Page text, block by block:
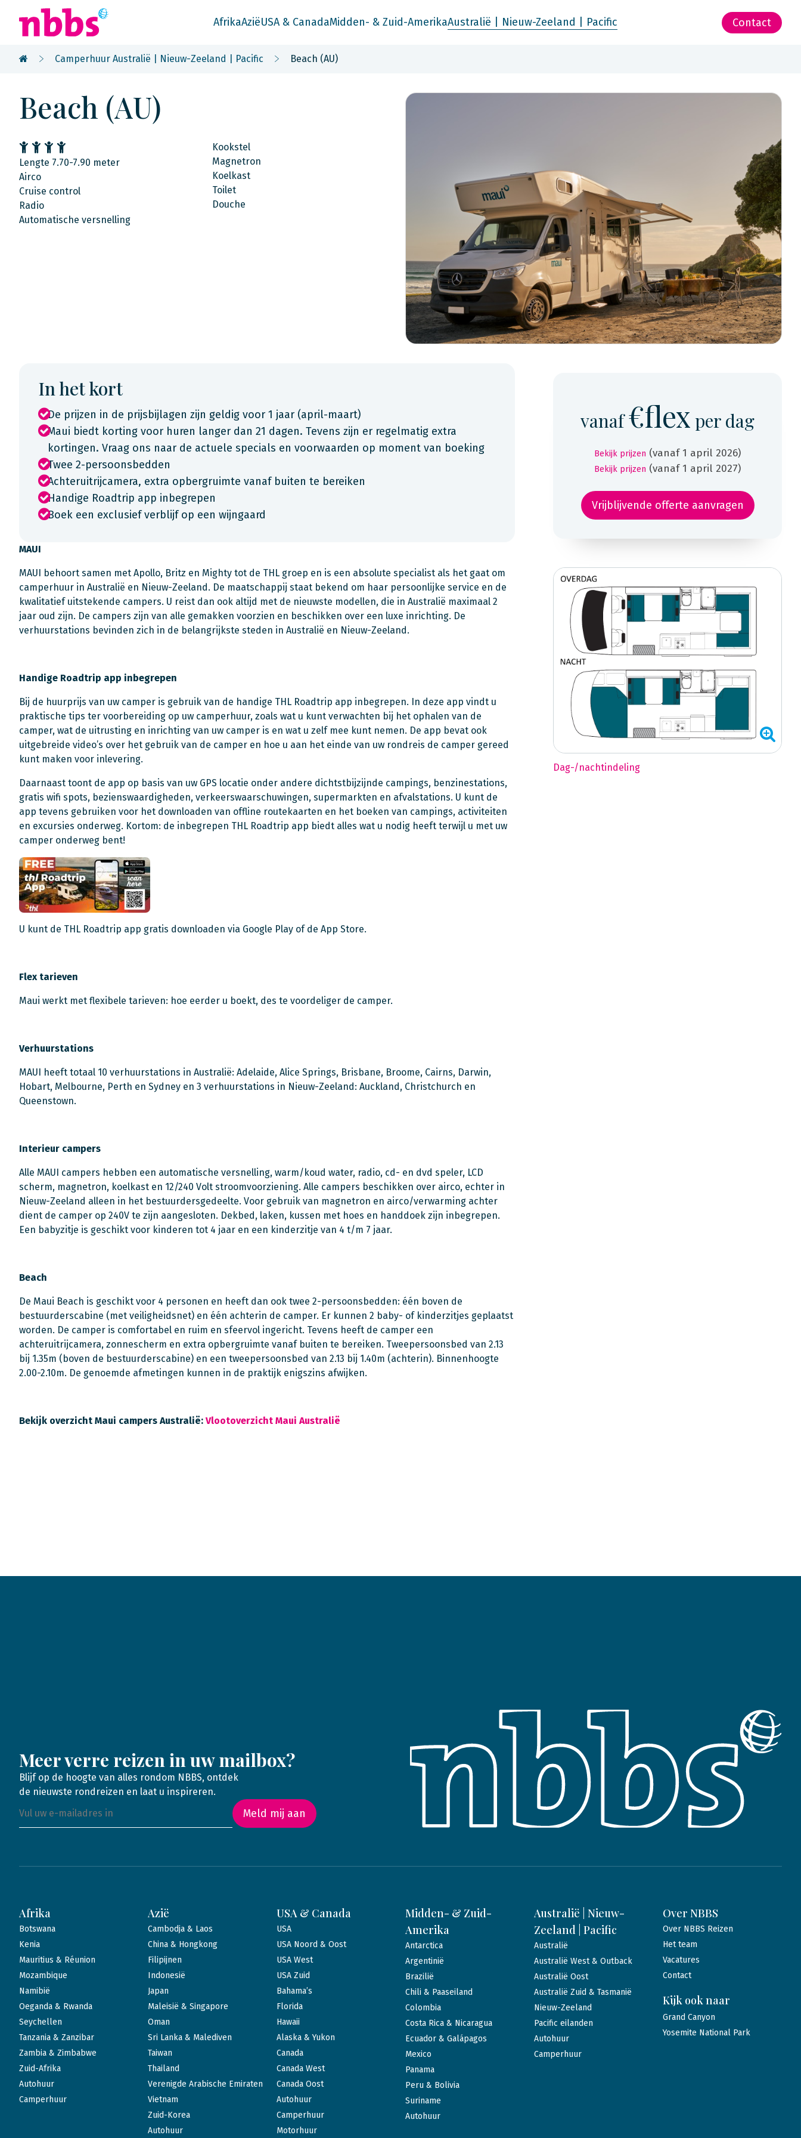
AfrikaAziëUSA & CanadaMidden- & Zuid-AmerikaAustralië | Nieuw-Zeeland | Pacific Contact
Camperhuur Australië | Nieuw-Zeeland | Pacific Beach (AU)
Beach (AU)
Lengte 7.70-7.90 meter
Airco
Cruise control
Radio
Automatische versnelling
Kookstel
Magnetron
Koelkast
Toilet
Douche
In het kort
De prijzen in de prijsbijlagen zijn geldig voor 1 jaar (april-maart)
Maui biedt korting voor huren langer dan 21 dagen. Tevens zijn er regelmatig extra
kortingen. Vraag ons naar de actuele specials en voorwaarden op moment van boeking
Twee 2-persoonsbedden
Achteruitrijcamera, extra opbergruimte vanaf buiten te bereiken
Handige Roadtrip app inbegrepen
Boek een exclusief verblijf op een wijngaard
MAUI
MAUI behoort samen met Apollo, Britz en Mighty tot de THL groep en is een absolute specialist als het gaat om
camperhuur in Australië en Nieuw-Zeeland. De maatschappij staat bekend om haar persoonlijke service en de
kwalitatief uitstekende campers. U reist dan ook altijd met de nieuwste modellen, die in Australië maximaal 2
jaar oud zijn. De campers zijn van alle gemakken voorzien en beschikken over een luxe inrichting. De
verhuurstations bevinden zich in de belangrijkste steden in Australië en Nieuw-Zeeland.
Handige Roadtrip app inbegrepen
Bij de huurprijs van uw camper is gebruik van de handige THL Roadtrip app inbegrepen. In deze app vindt u
praktische tips ter voorbereiding op uw camperhuur, zoals wat u kunt verwachten bij het ophalen van de
camper, wat de uitrusting en inrichting van uw camper is en wat u zelf mee kunt nemen. De app bevat ook
uitgebreide video’s over het gebruik van de camper en hoe u aan het einde van uw rondreis de camper gereed
kunt maken voor inlevering.
Daarnaast toont de app op basis van uw GPS locatie onder andere dichtstbijzijnde campings, benzinestations,
gratis wifi spots, bezienswaardigheden, verkeerswaarschuwingen, supermarkten en afvalstations. U kunt de
app tevens gebruiken voor het downloaden van offline routekaarten en het boeken van campings, activiteiten
en excursies onderweg. Kortom: de inbegrepen THL Roadtrip app biedt alles wat u nodig heeft terwijl u met uw
camper onderweg bent!
U kunt de THL Roadtrip app gratis downloaden via Google Play of de App Store.
Flex tarieven
Maui werkt met flexibele tarieven: hoe eerder u boekt, des te voordeliger de camper.
Verhuurstations
MAUI heeft totaal 10 verhuurstations in Australië: Adelaide, Alice Springs, Brisbane, Broome, Cairns, Darwin,
Hobart, Melbourne, Perth en Sydney en 3 verhuurstations in Nieuw-Zeeland: Auckland, Christchurch en
Queenstown.
Interieur campers
Alle MAUI campers hebben een automatische versnelling, warm/koud water, radio, cd- en dvd speler, LCD
scherm, magnetron, koelkast en 12/240 Volt stroomvoorziening. Alle campers beschikken over airco, echter in
Nieuw-Zeeland alleen in het bestuurdersgedeelte. Voor gebruik van magnetron en airco/verwarming achter
dient de camper op 240V te zijn aangesloten. Dekbed, laken, kussen met hoes en handdoek zijn inbegrepen.
Een babyzitje is geschikt voor kinderen tot 4 jaar en een kinderzitje van 4 t/m 7 jaar.
Beach
De Maui Beach is geschikt voor 4 personen en heeft dan ook twee 2-persoonsbedden: één boven de
bestuurderscabine (met veiligheidsnet) en één achterin de camper. Er kunnen 2 baby- of kinderzitjes geplaatst
worden. De camper is comfortabel en ruim en sfeervol ingericht. Tevens heeft de camper een
achteruitrijcamera, zonnescherm en extra opbergruimte vanaf buiten te bereiken. Tweepersoonsbed van 2.13
bij 1.35m (boven de bestuurderscabine) en een tweepersoonsbed van 2.13 bij 1.40m (achterin). Binnenhoogte
2.00-2.10m. De genoemde afmetingen kunnen in de praktijk enigszins afwijken.
Bekijk overzicht Maui campers Australië: Vlootoverzicht Maui Australië
vanaf€flex per dag
Bekijk prijzen (vanaf 1 april 2026)
Bekijk prijzen (vanaf 1 april 2027)
Vrijblijvende offerte aanvragen
Dag-/nachtindeling
Meer verre reizen in uw mailbox?
Blijf op de hoogte van alles rondom NBBS, ontdek
de nieuwste rondreizen en laat u inspireren.
Meld mij aan
Afrika
Botswana
Kenia
Mauritius & Réunion
Mozambique
Namibië
Oeganda & Rwanda
Seychellen
Tanzania & Zanzibar
Zambia & Zimbabwe
Zuid-Afrika
Autohuur
Camperhuur
Azië
Cambodja & Laos
China & Hongkong
Filipijnen
Indonesië
Japan
Maleisië & Singapore
Oman
Sri Lanka & Malediven
Taiwan
Thailand
Verenigde Arabische Emiraten
Vietnam
Zuid-Korea
Autohuur
USA & Canada
USA
USA Noord & Oost
USA West
USA Zuid
Bahama’s
Florida
Hawaii
Alaska & Yukon
Canada
Canada West
Canada Oost
Autohuur
Camperhuur
Motorhuur
Midden- & Zuid-
Amerika
Antarctica
Argentinië
Brazilië
Chili & Paaseiland
Colombia
Costa Rica & Nicaragua
Ecuador & Galápagos
Mexico
Panama
Peru & Bolivia
Suriname
Autohuur
Australië | Nieuw-
Zeeland | Pacific
Australië
Australië West & Outback
Australië Oost
Australië Zuid & Tasmanië
Nieuw-Zeeland
Pacific eilanden
Autohuur
Camperhuur
Over NBBS
Over NBBS Reizen
Het team
Vacatures
Contact
Kijk ook naar
Grand Canyon
Yosemite National Park